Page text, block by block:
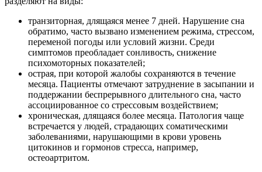
транзиторная, длящаяся менее 7 дней. Нарушение сна
обратимо, часто вызвано изменением режима, стрессом,
переменой погоды или условий жизни. Среди
симптомов преобладает сонливость, снижение
психомоторных показателей;
острая, при которой жалобы сохраняются в течение
месяца. Пациенты отмечают затруднение в засыпании и
поддержании беспрерывного длительного сна, часто
ассоциированное со стрессовым воздействием;
хроническая, длящаяся более месяца. Патология чаще
встречается у людей, страдающих соматическими
заболеваниями, нарушающими в крови уровень
цитокинов и гормонов стресса, например,
остеоартритом.